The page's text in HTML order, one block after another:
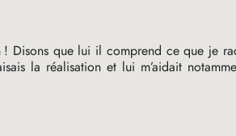
! Disons que lui il comprend ce que je
la réalisation et lui m’aidait